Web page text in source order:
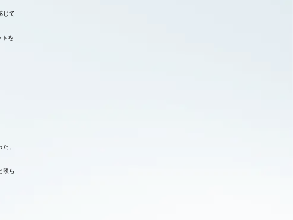
じて
トを
、
照ら